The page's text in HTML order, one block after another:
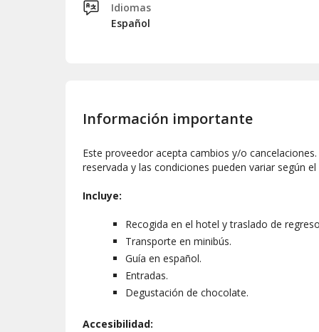
Idiomas
Español
Información importante
Este proveedor acepta cambios y/o
reservada y las condiciones pueden variar según
Incluye:
Recogida en el hotel y traslado de
Transporte en minibús.
Guía en español.
Entradas.
Degustación de chocolate.
Accesibilidad: